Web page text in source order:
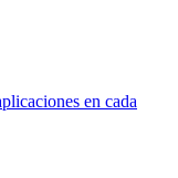
en cada